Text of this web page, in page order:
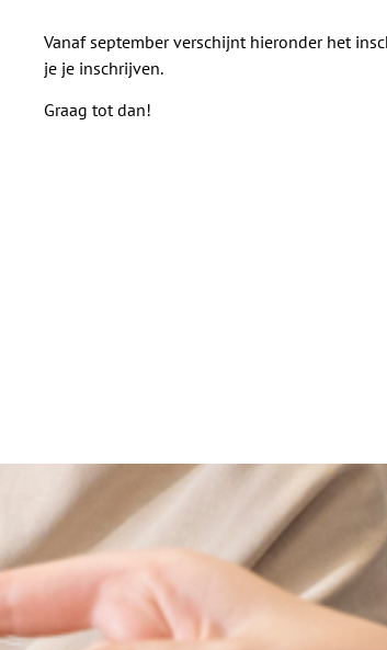
Vanaf september verschijnt hieronder het
je je inschrijven.
Graag tot dan!